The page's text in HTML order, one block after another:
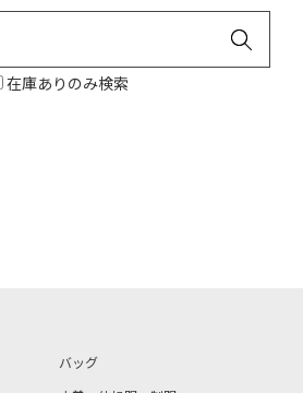
在庫ありのみ検索
バッグ